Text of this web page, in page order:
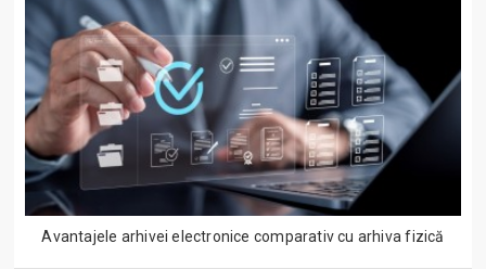
Avantajele arhivei electronice comparativ cu arhiva fizică